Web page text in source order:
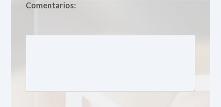
Comentarios: